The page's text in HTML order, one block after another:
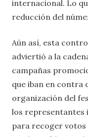
internacional. Lo
reducción del
Aún así, esta
adviertió a la
campañas
que iban en contra
organización del
los representantes
para recoger votos